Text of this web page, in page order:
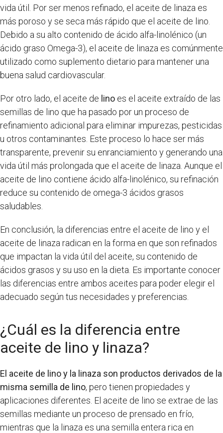
vida útil. Por ser menos refinado, el aceite de linaza es
más poroso y se seca más rápido que el aceite de lino.
Debido a su alto contenido de ácido alfa-linolénico (un
ácido graso Omega-3), el aceite de linaza es comúnmente
utilizado como suplemento dietario para mantener una
buena salud cardiovascular.
Por otro lado, el aceite de lino es el aceite extraído de las
semillas de lino que ha pasado por un proceso de
refinamiento adicional para eliminar impurezas, pesticidas
u otros contaminantes. Este proceso lo hace ser más
transparente, prevenir su enranciamiento y generando una
vida útil más prolongada que el aceite de linaza. Aunque el
aceite de lino contiene ácido alfa-linolénico, su refinación
reduce su contenido de omega-3 ácidos grasos
saludables.
En conclusión, la diferencias entre el aceite de lino y el
aceite de linaza radican en la forma en que son refinados
que impactan la vida útil del aceite, su contenido de
ácidos grasos y su uso en la dieta. Es importante conocer
las diferencias entre ambos aceites para poder elegir el
adecuado según tus necesidades y preferencias.
¿Cuál es la diferencia entre
aceite de lino y linaza?
El aceite de lino y la linaza son productos derivados de la
misma semilla de lino, pero tienen propiedades y
aplicaciones diferentes. El aceite de lino se extrae de las
semillas mediante un proceso de prensado en frío,
mientras que la linaza es una semilla entera rica en